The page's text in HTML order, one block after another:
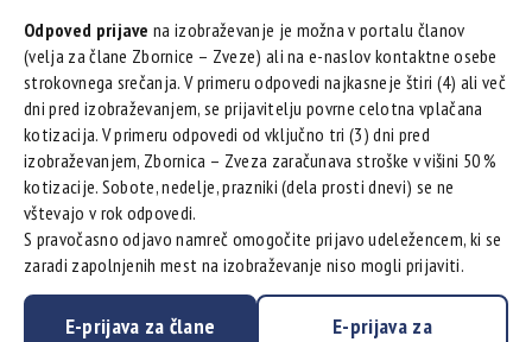
Odpoved prijave na izobraževanje je možna v portalu članov
(velja za člane Zbornice – Zveze) ali na e-naslov kontaktne osebe
strokovnega srečanja. V primeru odpovedi najkasneje štiri (4) ali več
dni pred izobraževanjem, se prijavitelju povrne celotna vplačana
kotizacija. V primeru odpovedi od vključno tri (3) dni pred
izobraževanjem, Zbornica – Zveza zaračunava stroške v višini 50 %
kotizacije. Sobote, nedelje, prazniki (dela prosti dnevi) se ne
vštevajo v rok odpovedi.
S pravočasno odjavo namreč omogočite prijavo udeležencem, ki se
zaradi zapolnjenih mest na izobraževanje niso mogli prijaviti.
E-prijava za člane
E-prijava za